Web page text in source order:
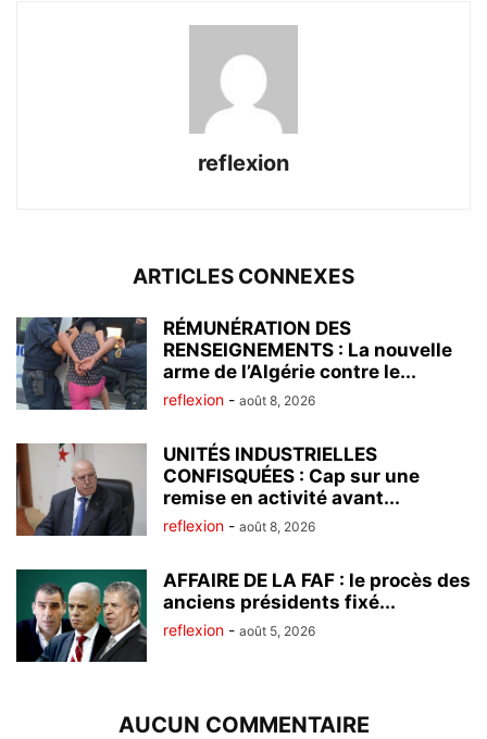
reflexion
ARTICLES CONNEXES
RÉMUNÉRATION DES
RENSEIGNEMENTS : La nouvelle
arme de l’Algérie contre le...
reflexion - août 8, 2026
UNITÉS INDUSTRIELLES
CONFISQUÉES : Cap sur une
remise en activité avant...
reflexion - août 8, 2026
AFFAIRE DE LA FAF : le procès des
anciens présidents fixé...
reflexion - août 5, 2026
AUCUN COMMENTAIRE